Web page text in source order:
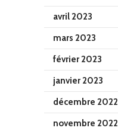
avril 2023
mars 2023
février 2023
janvier 2023
décembre 2022
novembre 2022